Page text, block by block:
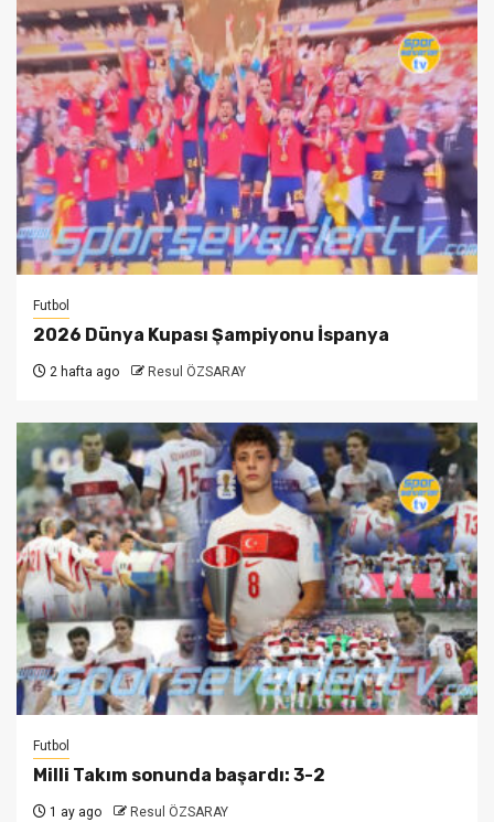
Futbol
2026 Dünya Kupası Şampiyonu İspanya
2 hafta ago Resul ÖZSARAY
Futbol
Milli Takım sonunda başardı: 3-2
1 ay ago Resul ÖZSARAY